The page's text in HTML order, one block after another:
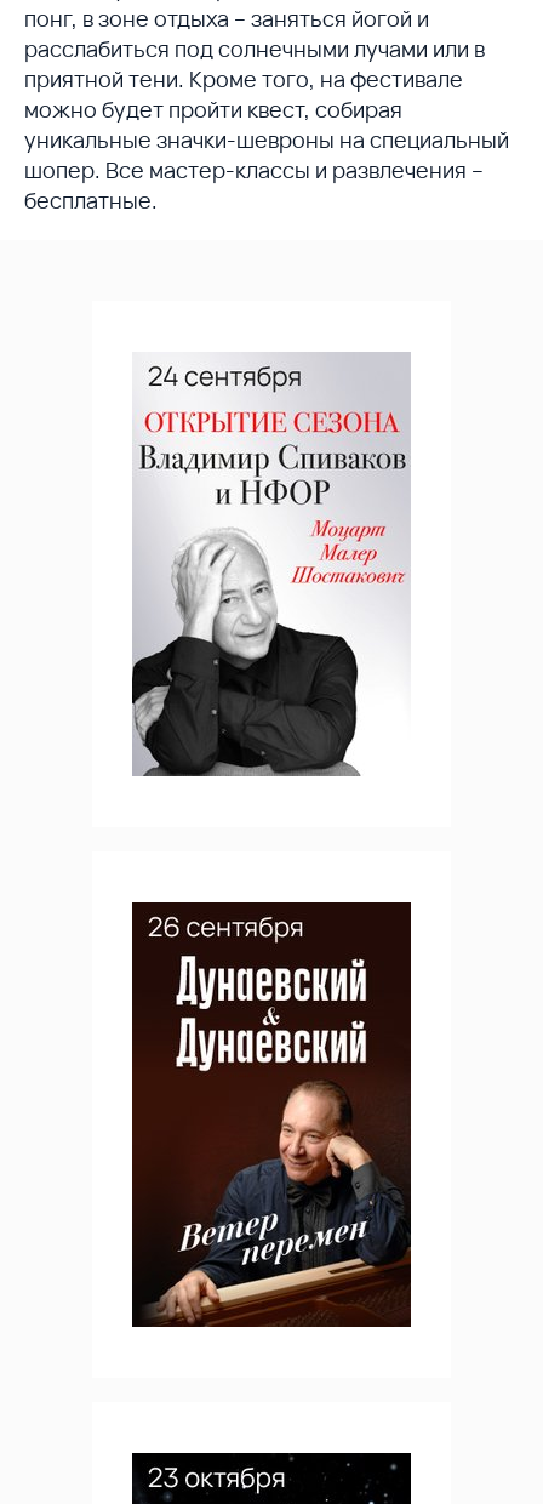
понг, в зоне отдыха – заняться йогой и
расслабиться под солнечными лучами или в
приятной тени. Кроме того, на фестивале
можно будет пройти квест, собирая
уникальные значки-шевроны на специальный
шопер. Все мастер-классы и развлечения –
бесплатные.